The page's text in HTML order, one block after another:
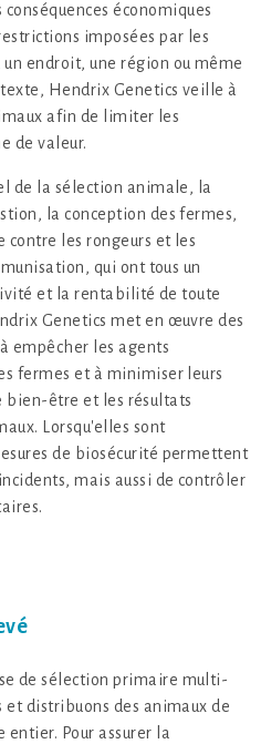
économiques
imposées par les
endroit, une région ou même
Hendrix Genetics veille à
afin de limiter les
de valeur.
de la sélection animale, la
la conception des fermes,
les rongeurs et les
qui ont tous un
et la rentabilité de toute
Genetics met en œuvre des
empêcher les agents
fermes et à minimiser leurs
bien-être et les résultats
Lorsqu'elles sont
de biosécurité permettent
mais aussi de contrôler
de sélection primaire multi-
et distribuons des animaux de
Pour assurer la